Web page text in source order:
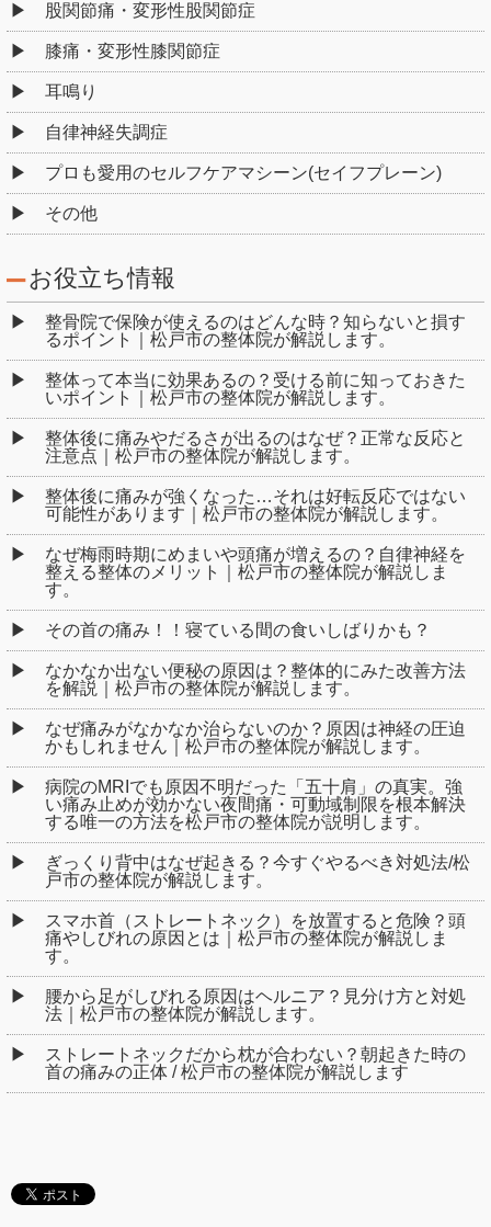
股関節痛・変形性股関節症
膝痛・変形性膝関節症
耳鳴り
自律神経失調症
プロも愛用のセルフケアマシーン(セイフプレーン)
その他
お役立ち情報
整骨院で保険が使えるのはどんな時？知らないと損す
るポイント｜松戸市の整体院が解説します。
整体って本当に効果あるの？受ける前に知っておきた
いポイント｜松戸市の整体院が解説します。
整体後に痛みやだるさが出るのはなぜ？正常な反応と
注意点｜松戸市の整体院が解説します。
整体後に痛みが強くなった…それは好転反応ではない
可能性があります｜松戸市の整体院が解説します。
なぜ梅雨時期にめまいや頭痛が増えるの？自律神経を
整える整体のメリット｜松戸市の整体院が解説しま
す。
その首の痛み！！寝ている間の食いしばりかも？
なかなか出ない便秘の原因は？整体的にみた改善方法
を解説｜松戸市の整体院が解説します。
なぜ痛みがなかなか治らないのか？原因は神経の圧迫
かもしれません｜松戸市の整体院が解説します。
病院のMRIでも原因不明だった「五十肩」の真実。強
い痛み止めが効かない夜間痛・可動域制限を根本解決
する唯一の方法を松戸市の整体院が説明します。
ぎっくり背中はなぜ起きる？今すぐやるべき対処法/松
戸市の整体院が解説します。
スマホ首（ストレートネック）を放置すると危険？頭
痛やしびれの原因とは｜松戸市の整体院が解説しま
す。
腰から足がしびれる原因はヘルニア？見分け方と対処
法｜松戸市の整体院が解説します。
ストレートネックだから枕が合わない？朝起きた時の
首の痛みの正体 / 松戸市の整体院が解説します